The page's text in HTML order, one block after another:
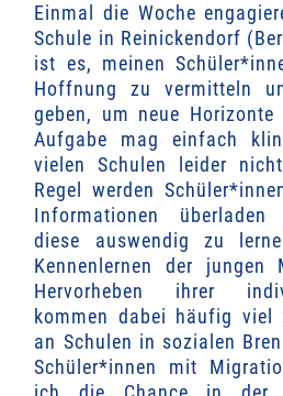
Einmal die Woche
Schule in Reinickendorf
ist es, meinen
Hoffnung zu vermitteln
geben, um neue Horizonte
Aufgabe mag einfach
vielen Schulen leider
Regel werden
Informationen
diese auswendig zu
Kennenlernen der jungen
Hervorheben ihrer
kommen dabei häufig viel
an Schulen in sozialen
Schüler*innen mit